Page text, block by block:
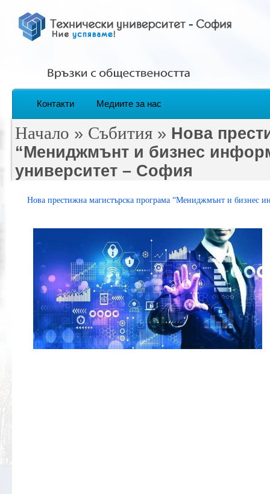
Контакти Медиите за нас
Начало » Събития » Нова
“Мениджмънт и бизнес
университет – София
Нова престижна магистърска програма “Мениджмънт и бизнес